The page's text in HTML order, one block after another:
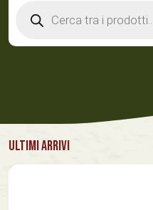
search
ULTIMI ARRIVI